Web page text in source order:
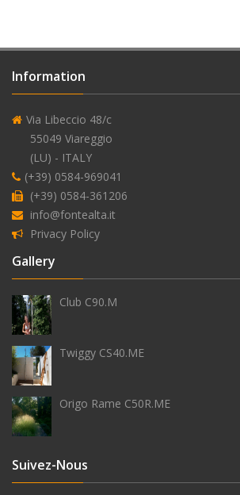
en
encastrée
alimentation
en
eau
extérieure
antigel
Information
Via Libeccio 48/c
55049 Viareggio
(LU) - ITALY
(+39) 0584-969041
(+39) 0584-361206
info@fontealta.it
Privacy Policy
Gallery
Club C90.M
Twiggy CS40.ME
Origo Rame C50R.ME
Suivez-Nous